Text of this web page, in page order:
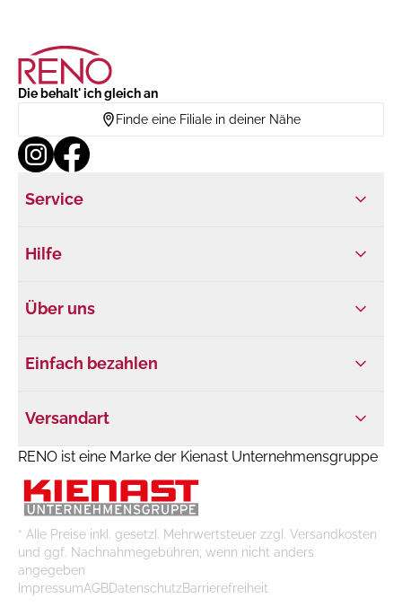
Die behalt' ich gleich an
Finde eine Filiale in deiner Nähe
Service
Hilfe
Über uns
Einfach bezahlen
Versandart
RENO ist eine Marke der Kienast Unternehmensgruppe
* Alle Preise inkl. gesetzl. Mehrwertsteuer zzgl. Versandkosten
und ggf. Nachnahmegebühren, wenn nicht anders
angegeben
ImpressumAGBDatenschutzBarrierefreiheit